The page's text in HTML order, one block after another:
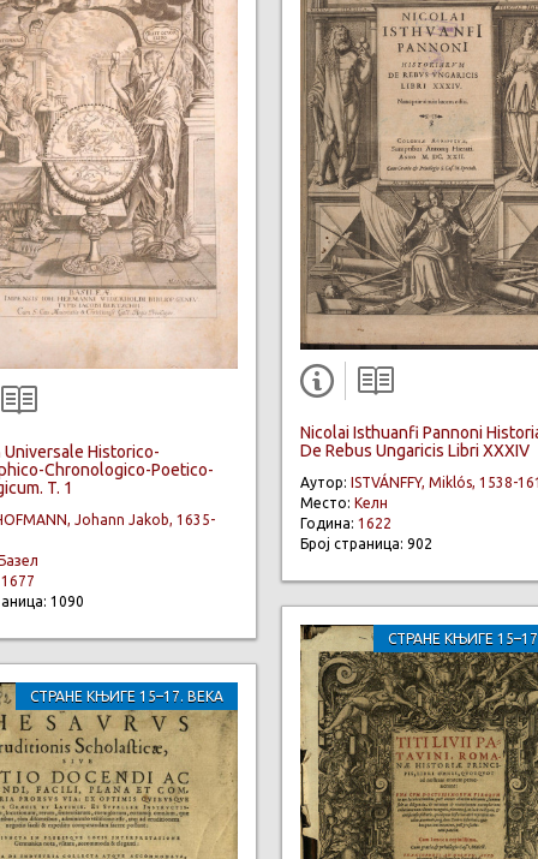
Universale Historico-
Chronologico-Poetico-
T. 1
Johann Jakob, 1635-
1677
1090
СТРАНЕ КЊИГЕ 15–17. ВЕКА
Nicolai Isthuanfi Pannoni
De Rebus Ungaricis Libri XXXIV
Аутор: ISTVÁNFFY, Miklós, 1538-
Место: Келн
Година: 1622
Број страница: 902
СТРАНЕ КЊИГЕ